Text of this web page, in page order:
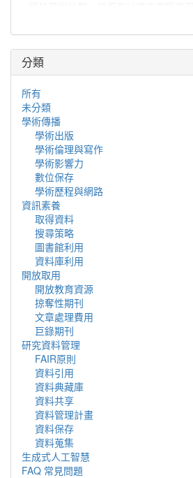
或更多人能取得的程序。
分類
所有
未分類
學術傳播
學術出版
學術倫理與寫作
學術影響力
數位保存
學術歷程與網路
資訊素養
取得資料
搜尋策略
圖書館利用
資料庫利用
開放取用
開放教育資源
掠奪性期刊
文章處理費用
巨錄期刊
研究資料管理
FAIR原則
資料引用
資料典藏庫
資料共享
資料管理計畫
資料保存
資料蒐集
生成式人工智慧
FAQ 常見問題